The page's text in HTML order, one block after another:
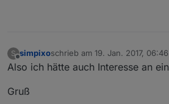
S
Offline
simpixoschrieb am 19. Jan. 2017, 06:46
zuletzt editiert von
Also ich hätte auch Interesse an
Gruß